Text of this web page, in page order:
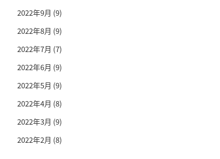
2022年9月 (9)
2022年8月 (9)
2022年7月 (7)
2022年6月 (9)
2022年5月 (9)
2022年4月 (8)
2022年3月 (9)
2022年2月 (8)